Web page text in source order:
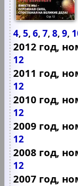
4, 5,6,7,8,9,
2012 год,
12
2011 год,
12
2010 год,
12
2009 год,
12
2008 год,
12
2007 год,